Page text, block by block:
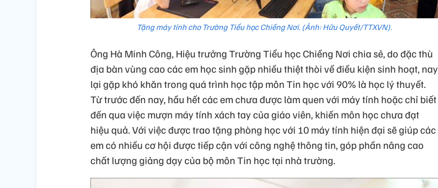
Tặng máy tính cho Trường Tiểu học Chiềng Nơi. (Ảnh: Hữu Quyết/TTXVN).
Ông Hà Minh Công, Hiệu trưởng Trường Tiểu học Chiềng Nơi chia sẻ, do đặc thù
địa bàn vùng cao các em học sinh gặp nhiều thiệt thòi về điều kiện sinh hoạt, nay
lại gặp khó khăn trong quá trình học tập môn Tin học với 90% là học lý thuyết.
Từ trước đến nay, hầu hết các em chưa được làm quen với máy tính hoặc chỉ biết
đến qua việc mượn máy tính xách tay của giáo viên, khiến môn học chưa đạt
hiệu quả. Với việc được trao tặng phòng học với 10 máy tính hiện đại sẽ giúp các
em có nhiều cơ hội được tiếp cận với công nghệ thông tin, góp phần nâng cao
chất lượng giảng dạy của bộ môn Tin học tại nhà trường.